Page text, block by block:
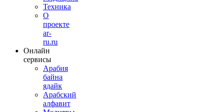
Техника
О
проекте
ar-
ru.ru
Онлайн
сервисы
Арабия
байна
ядайк
Арабский
алфавит